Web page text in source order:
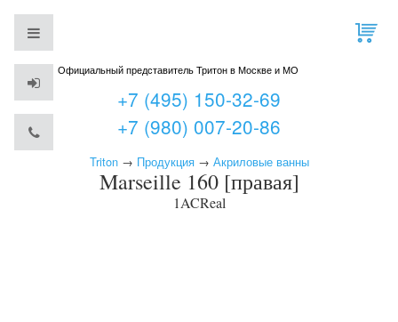
Официальный представитель Тритон в Москве и МО
+7 (495) 150-32-69
+7 (980) 007-20-86
Triton→ Продукция→ Акриловые ванны
Marseille 160 [правая]
1ACReal